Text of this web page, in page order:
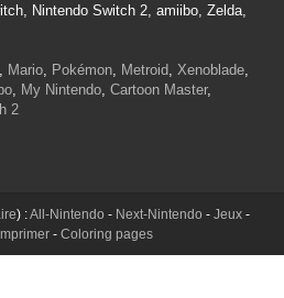
Nintendo Switch 2, amiibo, Zelda,
, Mario, Pokémon, Metroid, Xenoblade,
, My Nintendo, Cartoon Master,
2
) :All-Nintendo - Next-Nintendo - Jeux-
- Coloring pages